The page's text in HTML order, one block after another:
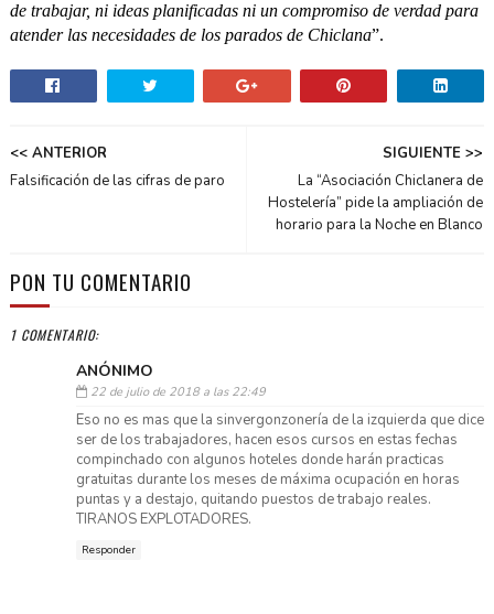
de trabajar, ni ideas planificadas ni un compromiso de verdad para
atender las necesidades de los parados de Chiclana”.
SIGUIENTE >>
La “Asociación Chiclanera de
Hostelería” pide la ampliación de
horario para la Noche en Blanco
<< ANTERIOR
Falsificación de las cifras de paro
PON TU COMENTARIO
1 COMENTARIO:
ANÓNIMO
22 de julio de 2018 a las 22:49
Eso no es mas que la sinvergonzonería de la izquierda que dice
ser de los trabajadores, hacen esos cursos en estas fechas
compinchado con algunos hoteles donde harán practicas
gratuitas durante los meses de máxima ocupación en horas
puntas y a destajo, quitando puestos de trabajo reales.
TIRANOS EXPLOTADORES.
Responder